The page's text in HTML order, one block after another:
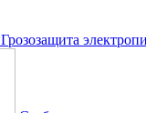
Грозозащита